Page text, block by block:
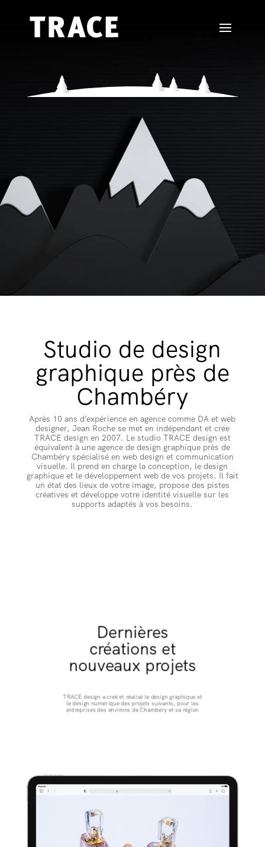
Studio de design
graphique près de
Chambéry
Après 10 ans d’expérience en agence comme DA et web
designer, Jean Roche se met en indépendant et crée
TRACE design en 2007. Le studio TRACE design est
équivalent à une agence de design graphique près de
Chambéry spécialisé en web design et communication
visuelle. Il prend en charge la conception, le design
graphique et le développement web de vos projets. Il fait
un état des lieux de votre image, propose des pistes
créatives et développe votre identité visuelle sur les
supports adaptés à vos besoins.
Dernières
créations et
nouveaux projets
TRACE design a créé et réalisé le design graphique et
le design numérique des projets suivants, pour les
entreprises des environs de Chambéry et sa région